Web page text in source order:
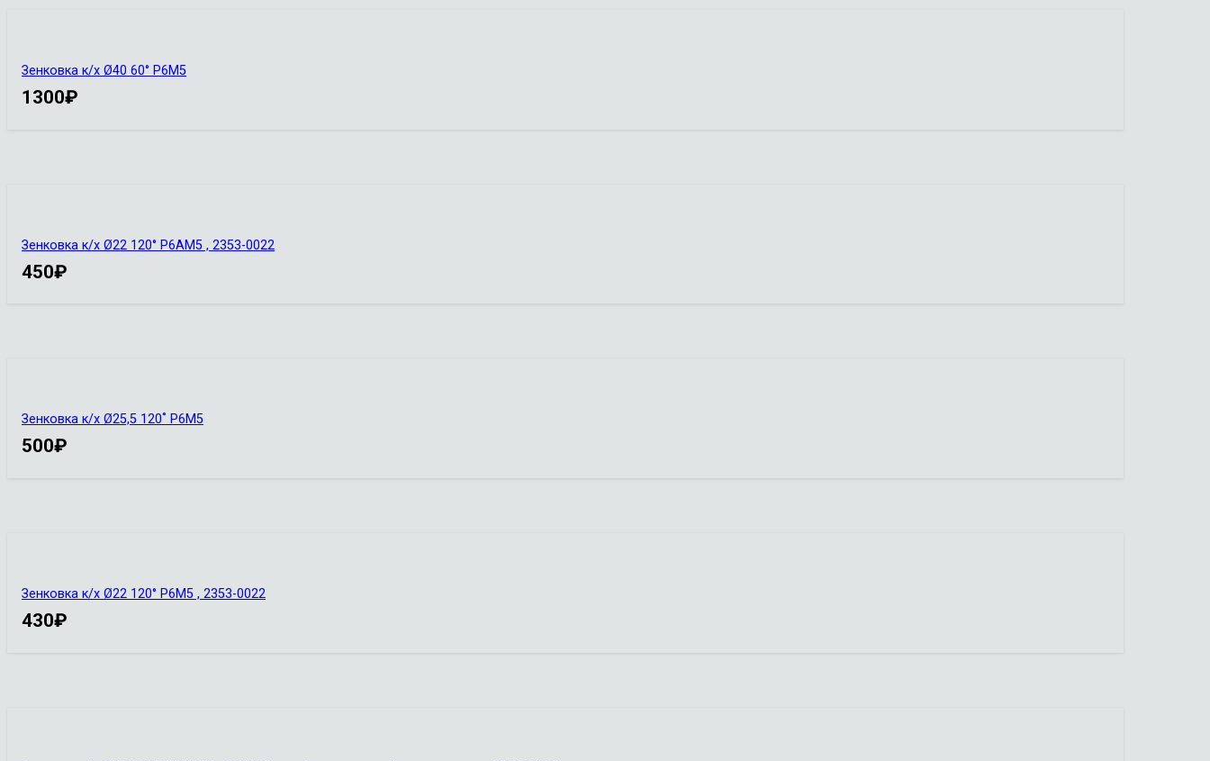
Зенковка к/х Ø40 60° Р6М5
1300₽
Зенковка к/х Ø22 120° Р6АМ5 , 2353-0022
450₽
Зенковка к/х Ø25,5 120˚ Р6М5
500₽
Зенковка к/х Ø22 120° Р6М5 , 2353-0022
430₽